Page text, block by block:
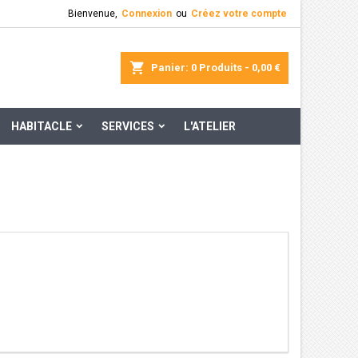
Bienvenue, Connexion ou Créez votre compte
Panier 0 Produits - 0,00 €
HABITACLE SERVICES L'ATELIER